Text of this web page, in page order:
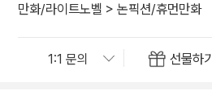
만화/라이트노벨 > 논픽션/휴먼만화
선물하기